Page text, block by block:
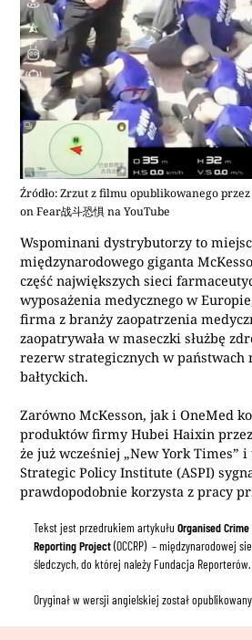
Źródło: Zrzut z filmu opublikowanego
on Fear战斗恐惧 na YouTube
Wspominani dystrybutorzy to
międzynarodowego giganta
część największych sieci
wyposażenia medycznego w
firma z branży zaopatrzenia
zaopatrywała w maseczki służbę
rezerw strategicznych w państwach
bałtyckich.
Zarówno McKesson, jak i OneMed
produktów firmy Hubei Haixin
że już wcześniej „New York Times”
Strategic Policy Institute (ASPI)
prawdopodobnie korzysta z pracy
Tekst jest przedrukiem artykułuOrganised
Reporting Project(OCCRP) –międzynarodowej
śledczych, do której należy Fundacja Reporterów.
Oryginał w wersji angielskiej został